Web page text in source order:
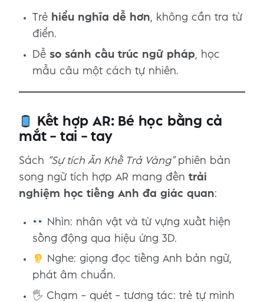
Trẻ hiểu nghĩa dễ hơn, không cần tra từ
điển.
Dễ so sánh cấu trúc ngữ pháp , học
mẫu câu một cách tự nhiên.
Kết hợp AR: Bé học bằng cả
mắt – tai – tay
Sách “Sự tích Ăn Khế Trả Vàng”phiên bản
song ngữ tích hợp AR mang đến trải
nghiệm học tiếng Anh đa giác quan:
Nhìn: nhân vật và từ vựng xuất hiện
sống động qua hiệu ứng 3D.
Nghe: giọng đọc tiếng Anh bản ngữ,
phát âm chuẩn.
🖐️ Chạm – quét – tương tác: trẻ tự mình